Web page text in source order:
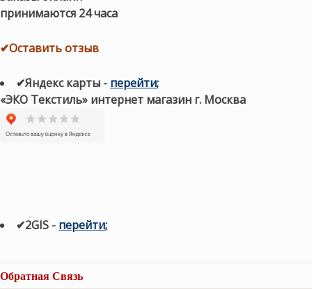
принимаются 24 часа
✔Оставить отзыв
✔Яндекс карты - перейти;
«ЭКО Текстиль» интернет магазин г. Москва
✔2GIS - перейти;
Обратная Связь